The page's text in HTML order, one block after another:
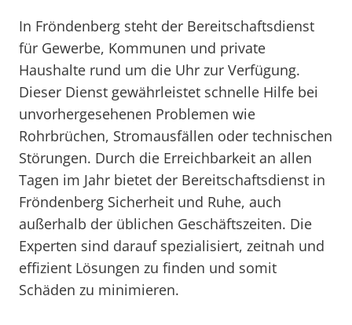
In Fröndenberg steht der Bereitschaftsdienst
für Gewerbe, Kommunen und private
Haushalte rund um die Uhr zur Verfügung.
Dieser Dienst gewährleistet schnelle Hilfe bei
unvorhergesehenen Problemen wie
Rohrbrüchen, Stromausfällen oder technischen
Störungen. Durch die Erreichbarkeit an allen
Tagen im Jahr bietet der Bereitschaftsdienst in
Fröndenberg Sicherheit und Ruhe, auch
außerhalb der üblichen Geschäftszeiten. Die
Experten sind darauf spezialisiert, zeitnah und
effizient Lösungen zu finden und somit
Schäden zu minimieren.